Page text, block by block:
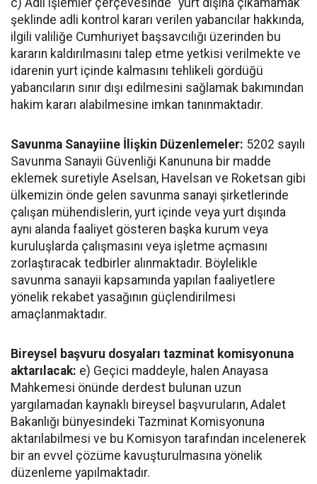
c) Adli işlemler çerçevesinde “yurt dışına çıkamamak”
şeklinde adli kontrol kararı verilen yabancılar hakkında,
ilgili valiliğe Cumhuriyet başsavcılığı üzerinden bu
kararın kaldırılmasını talep etme yetkisi verilmekte ve
idarenin yurt içinde kalmasını tehlikeli gördüğü
yabancıların sınır dışı edilmesini sağlamak bakımından
hakim kararı alabilmesine imkan tanınmaktadır.
Savunma Sanayiine İlişkin Düzenlemeler: 5202 sayılı
Savunma Sanayii Güvenliği Kanununa bir madde
eklemek suretiyle Aselsan, Havelsan ve Roketsan gibi
ülkemizin önde gelen savunma sanayi şirketlerinde
çalışan mühendislerin, yurt içinde veya yurt dışında
aynı alanda faaliyet gösteren başka kurum veya
kuruluşlarda çalışmasını veya işletme açmasını
zorlaştıracak tedbirler alınmaktadır. Böylelikle
savunma sanayii kapsamında yapılan faaliyetlere
yönelik rekabet yasağının güçlendirilmesi
amaçlanmaktadır.
Bireysel başvuru dosyaları tazminat komisyonuna
aktarılacak: e) Geçici maddeyle, halen Anayasa
Mahkemesi önünde derdest bulunan uzun
yargılamadan kaynaklı bireysel başvuruların, Adalet
Bakanlığı bünyesindeki Tazminat Komisyonuna
aktarılabilmesi ve bu Komisyon tarafından incelenerek
bir an evvel çözüme kavuşturulmasına yönelik
düzenleme yapılmaktadır.